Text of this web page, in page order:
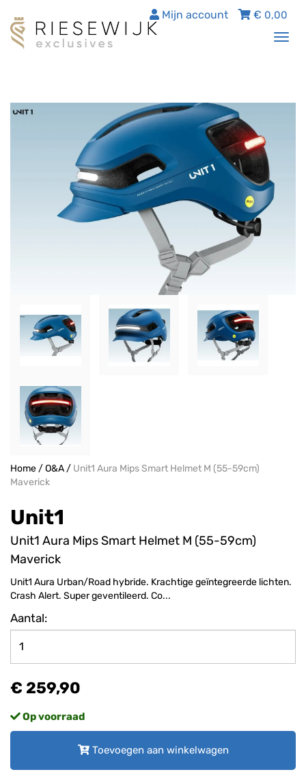
€ 0,00
Mijn account
Home/O&A/ Unit1 Aura Mips Smart Helmet M (55-59cm)
Maverick
Unit1
Unit1 Aura Mips Smart Helmet M (55-59cm)
Maverick
Unit1 Aura Urban/Road hybride. Krachtige geïntegreerde lichten.
Crash Alert. Super geventileerd. Co...
Aantal:
€ 259,90
Op voorraad
Toevoegen aan winkelwagen